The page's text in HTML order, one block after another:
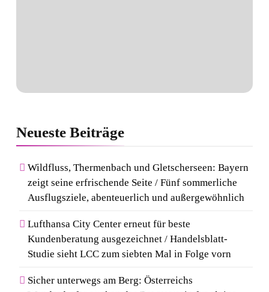
Neueste Beiträge
Wildfluss, Thermenbach und Gletscherseen: Bayern
zeigt seine erfrischende Seite / Fünf sommerliche
Ausflugsziele, abenteuerlich und außergewöhnlich
Lufthansa City Center erneut für beste
Kundenberatung ausgezeichnet / Handelsblatt-
Studie sieht LCC zum siebten Mal in Folge vorn
Sicher unterwegs am Berg: Österreichs